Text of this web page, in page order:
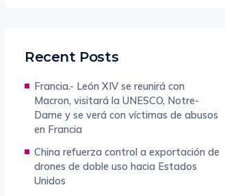
Recent Posts
Francia.- León XIV se reunirá con
Macron, visitará la UNESCO, Notre-
Dame y se verá con víctimas de abusos
en Francia
China refuerza control a exportación de
drones de doble uso hacia Estados
Unidos